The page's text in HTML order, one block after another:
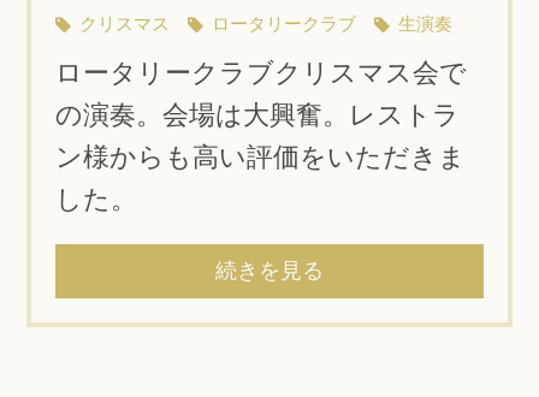
クリスマス ロータリークラブ 生演奏
ロータリークラブクリスマス会で
の演奏。会場は大興奮。レストラ
ン様からも高い評価をいただきま
した。
続きを見る